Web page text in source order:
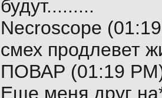
будут.........
Necroscope
смех продлевет
ПОВАР (01:19
Еще меня друг